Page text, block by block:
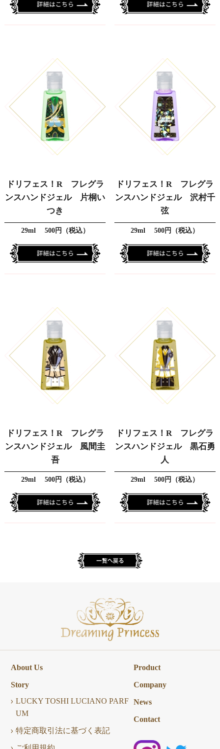
ドリフェス！R フレグラ
ンスハンドジェル 片桐い
つき
29ml 500円（税込）
ドリフェス！R フレグラ
ンスハンドジェル 沢村千
弦
29ml 500円（税込）
ドリフェス！R フレグラ
ンスハンドジェル 風間圭
吾
29ml 500円（税込）
ドリフェス！R フレグラ
ンスハンドジェル 黒石勇
人
29ml 500円（税込）
About Us
Story
LUCKY TOSHI LUCIANO PARF
UM
特定商取引法に基づく表記
Product
Company
News
Contact